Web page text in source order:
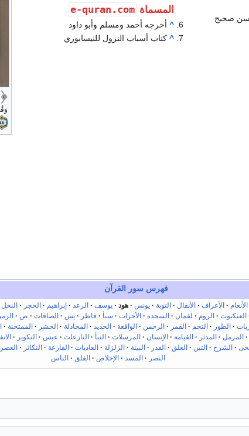
صحيح
المسماة e-quran.com
^ أخرجه أحمد ومسلم وأبو داود
^ كتاب أسباب النزول للنيسابوري
فهرس سور القرآن
الأنعام الأعراف الأنفال التوبة يونس هود يوسف الرعد إبراهيم الحجر النحل
العنكبوت الروم لقمان السجدة الأحزاب سبأ فاطر يس الصافات ص الزمر
الطور النجم القمر الرحمن الواقعة الحديد المجادلة الحشر الممتحنة
المزمل المدثر القيامة الإنسان المرسلات النبأ النازعات عبس التكوير
الشرح التين العلق القدر البينة الزلزلة العاديات القارعة التكاثر العصر
النصر
المسد الإخلاص الفلق الناس